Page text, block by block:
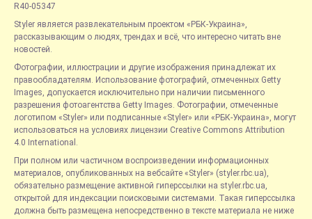
R40-05347
Styler является развлекательным проектом «РБК-Украина»,
рассказывающим о людях, трендах и всё, что интересно читать вне
новостей.
Фотографии, иллюстрации и другие изображения принадлежат их
правообладателям. Использование фотографий, отмеченных Getty
Images, допускается исключительно при наличии письменного
разрешения фотоагентства Getty Images. Фотографии, отмеченные
логотипом «Styler» или подписанные «Styler» или «РБК-Украина», могут
использоваться на условиях лицензии Creative Commons Attribution
4.0 International.
При полном или частичном воспроизведении информационных
материалов, опубликованных на вебсайте «Styler» (styler.rbc.ua),
обязательно размещение активной гиперссылки на styler.rbc.ua,
открытой для индексации поисковыми системами. Такая гиперссылка
должна быть размещена непосредственно в тексте материала не ниже